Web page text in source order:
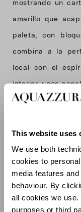
This website uses
We use both
cookies to
media features
behaviour. By
all cookies we use.
purposes or third
mostrando un
amarillo que
paleta, con
combina a la
local con el
interior, unos
las paredes,
reforzada por
lacados y una
azulejos
exposición
sillas a rayas en